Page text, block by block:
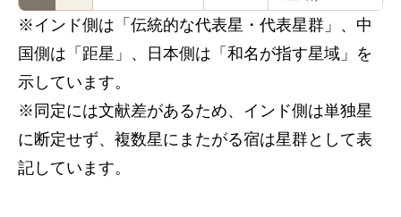
※インド側は「伝統的な代表星・代表星群」、中
国側は「距星」、日本側は「和名が指す星域」を
示しています。
※同定には文献差があるため、インド側は単独星
に断定せず、複数星にまたがる宿は星群として表
記しています。